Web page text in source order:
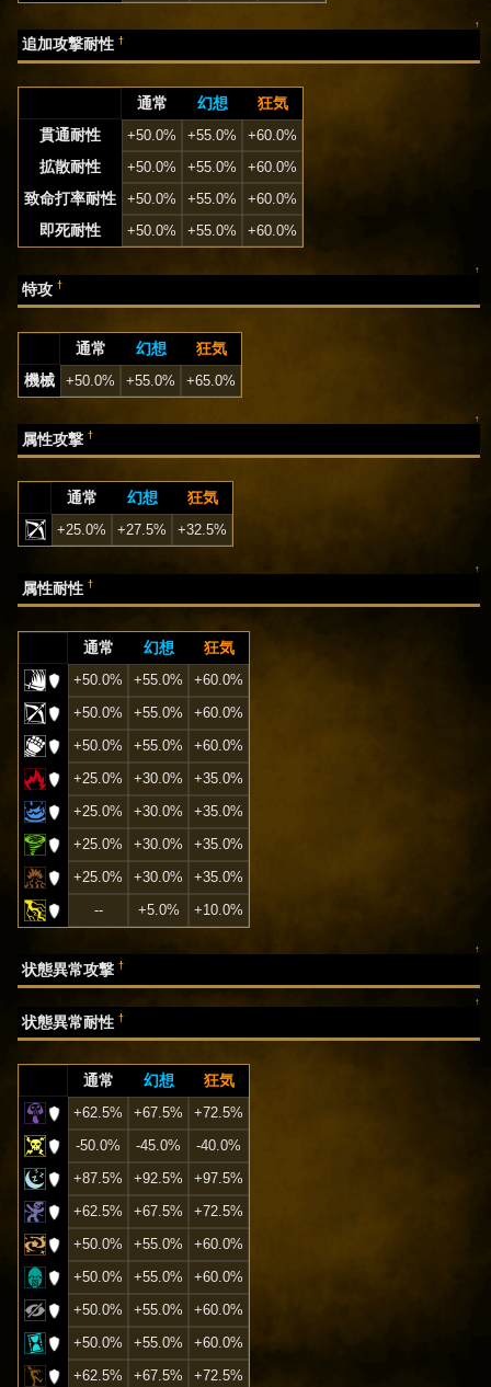
↑
追加攻撃耐性†
通常 幻想
狂気
貫通耐性
+50.0% +55.0% +60.0%
拡散耐性 +50.0% +55.0% +60.0%
致命打率耐性 +50.0% +55.0% +60.0%
即死耐性 +50.0% +55.0% +60.0%
↑
特攻†
通常 幻想
狂気
機械
+50.0% +55.0% +65.0%
↑
属性攻撃†
通常 幻想 狂気
+25.0% +27.5% +32.5%
↑
属性耐性†
通常 幻想 狂気
+50.0% +55.0%
+60.0%
+50.0%
+55.0%
+60.0%
+50.0%
+55.0%
+60.0%
+25.0%
+30.0%
+35.0%
+25.0%
+30.0%
+35.0%
+25.0%
+30.0%
+35.0%
+25.0%
+30.0%
+35.0%
--
+5.0% +10.0%
↑
状態異常攻撃†
↑
状態異常耐性†
通常 幻想 狂気
+62.5% +67.5%
+72.5%
-50.0%
-45.0%
-40.0%
+87.5%
+92.5%
+97.5%
+62.5%
+67.5%
+72.5%
+50.0%
+55.0%
+60.0%
+50.0%
+55.0%
+60.0%
+50.0%
+55.0%
+60.0%
+50.0%
+55.0%
+60.0%
+62.5%
+67.5%
+72.5%